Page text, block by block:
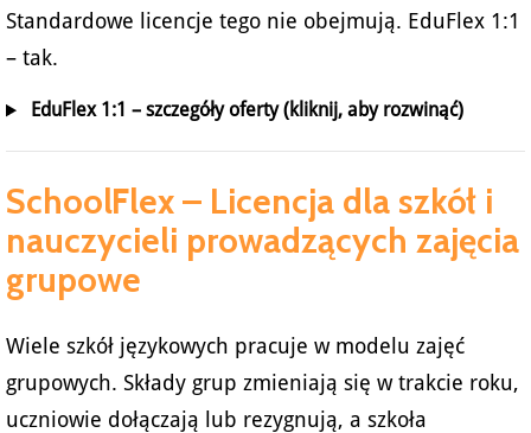
Standardowe licencje tego nie obejmują. EduFlex 1:1
– tak.
EduFlex 1:1 – szczegóły oferty (kliknij, aby rozwinąć)
SchoolFlex – Licencja dla szkół i
nauczycieli prowadzących zajęcia
grupowe
Wiele szkół językowych pracuje w modelu zajęć
grupowych. Składy grup zmieniają się w trakcie roku,
uczniowie dołączają lub rezygnują, a szkoła